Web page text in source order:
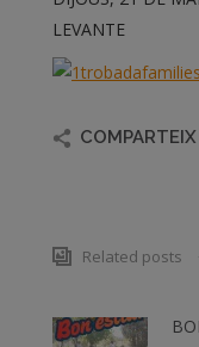
LEVANTE
COMPARTEIX
Related posts